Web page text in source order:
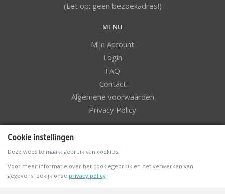
(Let op: geen bezoekadres!)
MENU
Mijn Account
Login
FAQ
Contact
Algemene voorwaarden
Privacy Policy
VOLG ONS
Cookie instellingen
Deze website maakt gebruik van cookies.
Voor meer informatie over het cookiegebruik en het verwerken van
gegevens, bekijk onze privacy policy